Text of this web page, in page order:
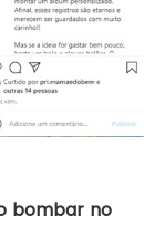
bombar no